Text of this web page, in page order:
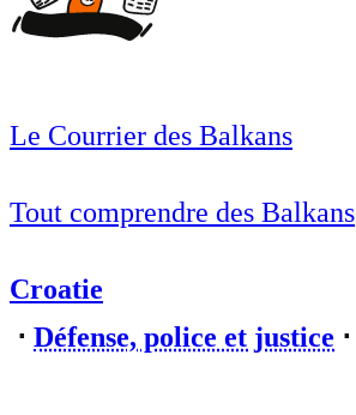
Le Courrier des Balkans
Tout comprendre des Balkans
Croatie
⋅ Défense, police et justice ⋅